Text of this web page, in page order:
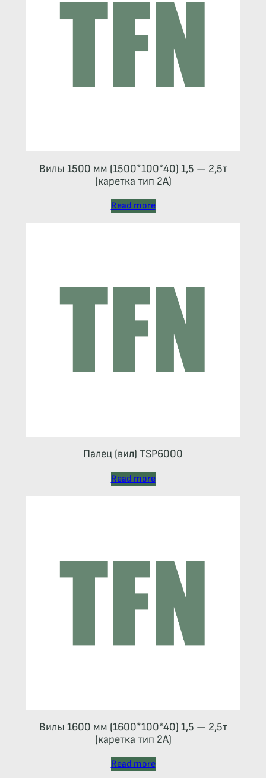
Вилы 1500 мм (1500*100*40) 1,5 — 2,5т
(каретка тип 2A)
Read more
Палец (вил) TSP6000
Read more
Вилы 1600 мм (1600*100*40) 1,5 — 2,5т
(каретка тип 2A)
Read more